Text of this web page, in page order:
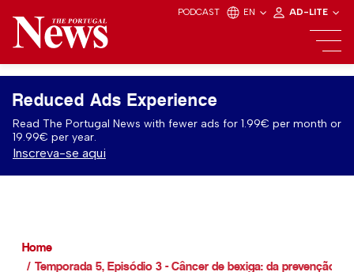
PODCAST EN AD-LITE
Reduced Ads Experience
Read The Portugal News with fewer ads for 1.99€ per month or
19.99€ per year.
Inscreva-se aqui
Home
Temporada 5, Episódio 3 - Câncer de bexiga: da prevenção